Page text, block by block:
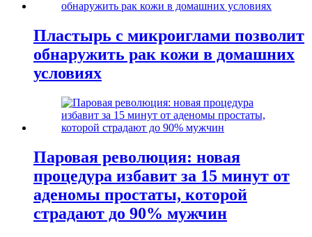
Пластырь с микроиглами позволит
обнаружить рак кожи в домашних
условиях
Паровая революция: новая
процедура избавит за 15 минут от
аденомы простаты, которой
страдают до 90% мужчин